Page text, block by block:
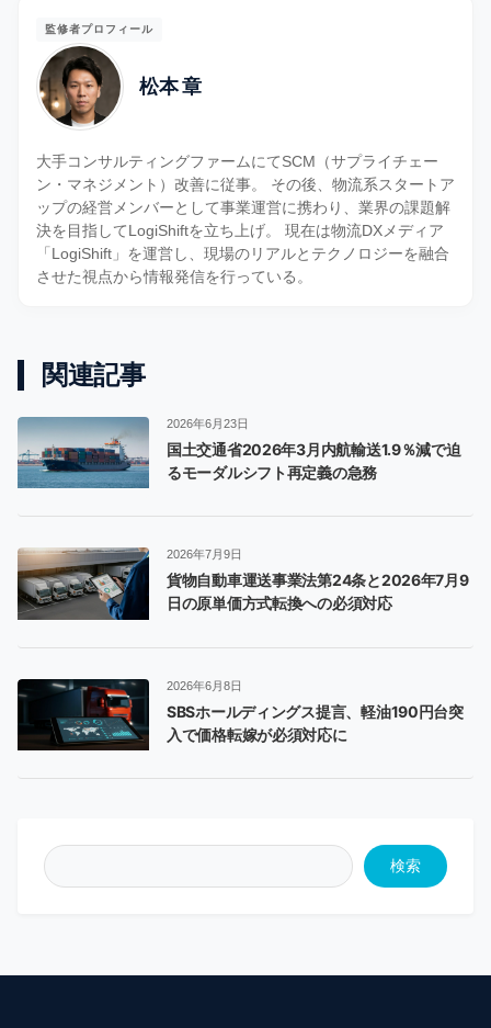
監修者プロフィール
松本 章
大手コンサルティングファームにてSCM（サプライチェー
ン・マネジメント）改善に従事。 その後、物流系スタートア
ップの経営メンバーとして事業運営に携わり、業界の課題解
決を目指してLogiShiftを立ち上げ。 現在は物流DXメディア
「LogiShift」を運営し、現場のリアルとテクノロジーを融合
させた視点から情報発信を行っている。
関連記事
2026年6月23日
国土交通省2026年3月内航輸送1.9％減で迫
るモーダルシフト再定義の急務
2026年7月9日
貨物自動車運送事業法第24条と2026年7月9
日の原単価方式転換への必須対応
2026年6月8日
SBSホールディングス提言、軽油190円台突
入で価格転嫁が必須対応に
検索